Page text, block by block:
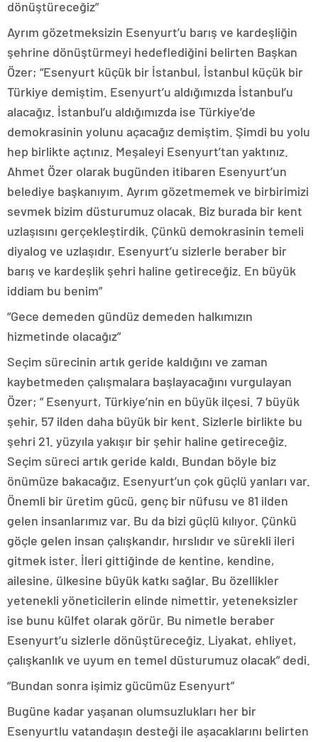
dönüştüreceğiz”
Ayrım gözetmeksizin Esenyurt’u barış ve kardeşliğin
şehrine dönüştürmeyi hedeflediğini belirten Başkan
Özer; “Esenyurt küçük bir İstanbul, İstanbul küçük bir
Türkiye demiştim. Esenyurt’u aldığımızda İstanbul’u
alacağız. İstanbul’u aldığımızda ise Türkiye’de
demokrasinin yolunu açacağız demiştim. Şimdi bu yolu
hep birlikte açtınız. Meşaleyi Esenyurt’tan yaktınız.
Ahmet Özer olarak bugünden itibaren Esenyurt’un
belediye başkanıyım. Ayrım gözetmemek ve birbirimizi
sevmek bizim düsturumuz olacak. Biz burada bir kent
uzlaşısını gerçekleştirdik. Çünkü demokrasinin temeli
diyalog ve uzlaşıdır. Esenyurt’u sizlerle beraber bir
barış ve kardeşlik şehri haline getireceğiz. En büyük
iddiam bu benim”
“Gece demeden gündüz demeden halkımızın
hizmetinde olacağız”
Seçim sürecinin artık geride kaldığını ve zaman
kaybetmeden çalışmalara başlayacağını vurgulayan
Özer; ” Esenyurt, Türkiye’nin en büyük ilçesi. 7 büyük
şehir, 57 ilden daha büyük bir kent. Sizlerle birlikte bu
şehri 21. yüzyıla yakışır bir şehir haline getireceğiz.
Seçim süreci artık geride kaldı. Bundan böyle biz
önümüze bakacağız. Esenyurt’un çok güçlü yanları var.
Önemli bir üretim gücü, genç bir nüfusu ve 81 ilden
gelen insanlarımız var. Bu da bizi güçlü kılıyor. Çünkü
göçle gelen insan çalışkandır, hırslıdır ve sürekli ileri
gitmek ister. İleri gittiğinde de kentine, kendine,
ailesine, ülkesine büyük katkı sağlar. Bu özellikler
yetenekli yöneticilerin elinde nimettir, yeteneksizler
ise bunu külfet olarak görür. Bu nimetle beraber
Esenyurt’u sizlerle dönüştüreceğiz. Liyakat, ehliyet,
çalışkanlık ve uyum en temel düsturumuz olacak” dedi.
“Bundan sonra işimiz gücümüz Esenyurt”
Bugüne kadar yaşanan olumsuzlukları her bir
Esenyurtlu vatandaşın desteği ile aşacaklarını belirten